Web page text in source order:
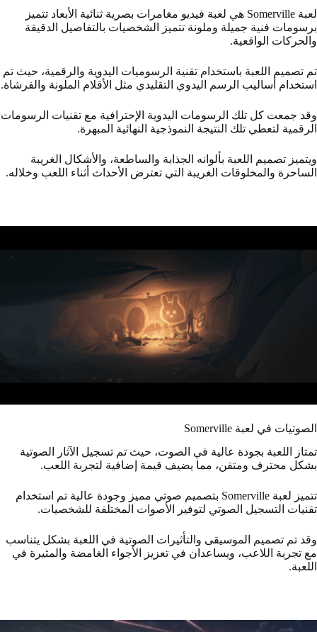
لعبة Somerville هي لعبة فيديو مغامرات بصرية ثنائية الأبعاد تتميز
برسومات فنية جميلة وملونة تتميز الشخصيات بالتفاصيل الدقيقة
والحركات الواقعية.
تم تصميم اللعبة باستخدام تقنية الرسوميات اليدوية والرقمية، حيث تم
استخدام أساليب الرسم اليدوي التقليدي مثل الأقلام الملونة والفرشاة.
وقد جمعت كل تلك الرسومات اليدوية الإحترافية مع تقنيات الرسومات
الرقمية لتعطي تلك النتيجة النموذجية النهائية المبهرة.
ويتميز تصميم اللعبة بألوانه الجذابة والساطعة، والأشكال الغريبة
الساحرة والمخلوقات الغريبة التي تعترض الأحداث أثناء اللعب وخلاله.
الصوتيات في لعبة Somerville
تمتاز اللعبة بجودة عالية في الصوت، حيث تم تسجيل الآثار الصوتية
بشكل محترف ومتقن، مما يضيف قيمة إضافية لتجربة اللعب.
تتميز لعبة Somerville بتصميم صوتي مميز وجودة عالية تم استخدام
تقنيات التسجيل الصوتي لتوفير الأصوات المختلفة للشخصيات.
وقد تم تصميم الموسيقى والتأثيرات الصوتية في اللعبة بشكل يتناسب
مع تجربة اللاعب، ويساعدان في تعزيز الأجواء الغامضة والمثيرة في
اللعبة.